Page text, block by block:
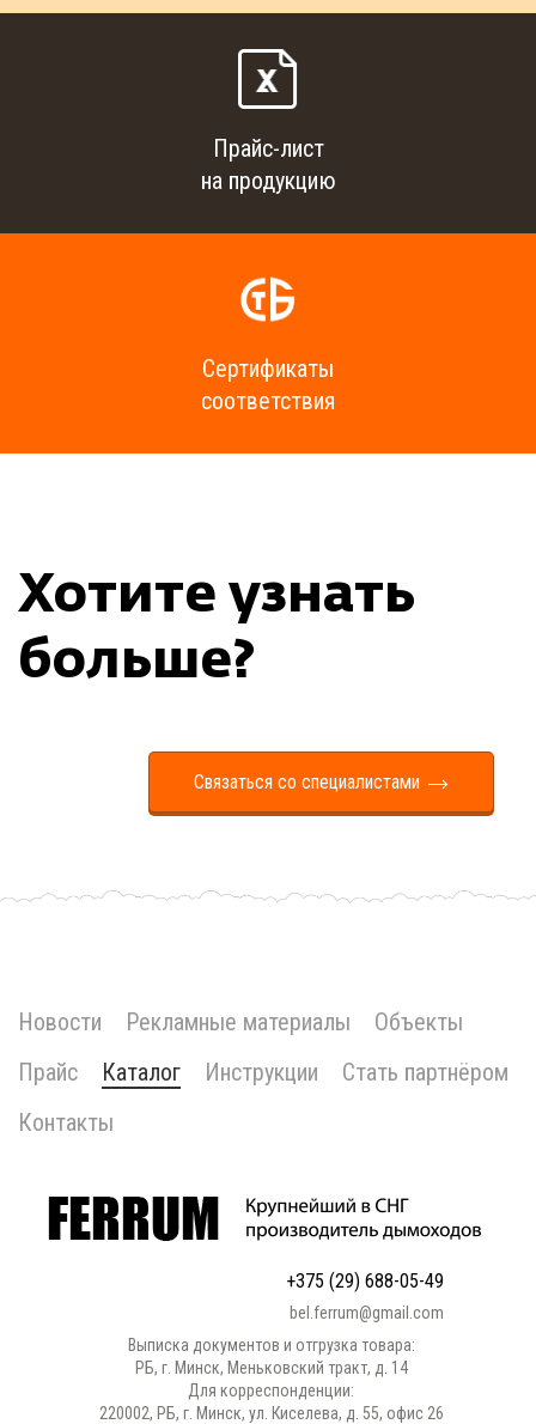
Прайс-лист
на продукцию
Сертификаты
соответствия
Хотите узнать
больше?
Связаться со специалистами
Новости Рекламные материалы
Объекты
Прайс
Каталог Инструкции
Стать партнёром
Контакты
+375 (29) 688-05-49
bel.ferrum@gmail.com
Выписка документов и отгрузка товара:
РБ, г. Минск, Меньковский тракт, д. 14
Для корреспонденции:
220002, РБ, г. Минск, ул. Киселева, д. 55, офис 26